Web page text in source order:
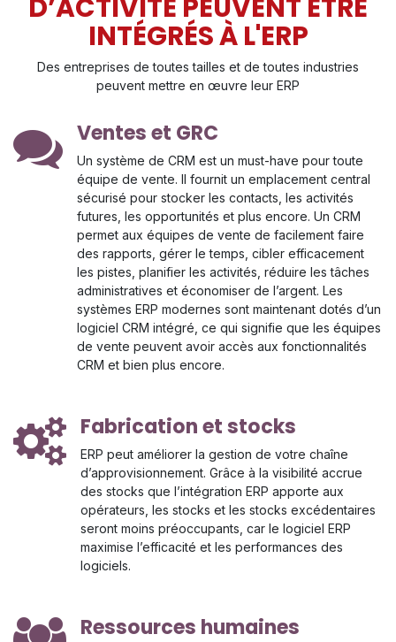
D’ACTIVITÉ PEUVENT ÊTRE
INTÉGRÉS À L'ERP
Des entreprises de toutes tailles et de toutes industries
peuvent mettre en œuvre leur ERP
Ventes et GRC
Un système de CRM est un must-have pour toute
équipe de vente. Il fournit un emplacement central
sécurisé pour stocker les contacts, les activités
futures, les opportunités et plus encore. Un CRM
permet aux équipes de vente de facilement faire
des rapports, gérer le temps, cibler efficacement
les pistes, planifier les activités, réduire les tâches
administratives et économiser de l’argent. Les
systèmes ERP modernes sont maintenant dotés d’un
logiciel CRM intégré, ce qui signifie que les équipes
de vente peuvent avoir accès aux fonctionnalités
CRM et bien plus encore.
Fabrication et stocks
ERP peut améliorer la gestion de votre chaîne
d’approvisionnement. Grâce à la visibilité accrue
des stocks que l’intégration ERP apporte aux
opérateurs, les stocks et les stocks excédentaires
seront moins préoccupants, car le logiciel ERP
maximise l’efficacité et les performances des
logiciels.
Ressources humaines